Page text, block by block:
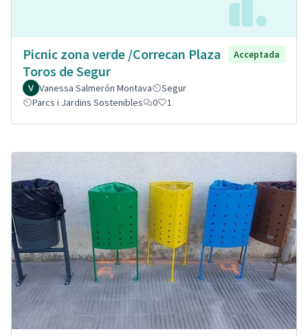
Picnic zona verde /Correcan Plaza
Toros de Segur
Acceptada
Vanessa Salmerón Montava
Segur
Parcs i Jardins Sostenibles
0 1